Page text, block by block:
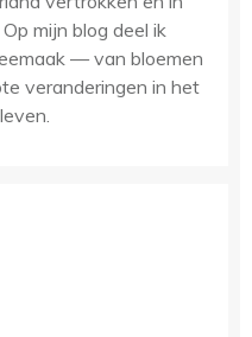
mijn blog deel ik
— van bloemen
veranderingen in het